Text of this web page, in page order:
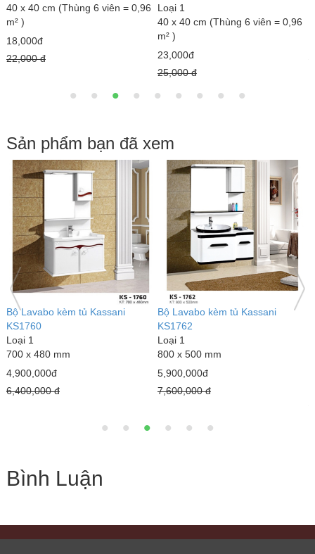
40 x 40 cm (Thùng 6 viên = 0,96
m² )
18,000đ
22,000 đ
Loại 1
40 x 40 cm (Thùng 6 viên = 0,96
m² )
23,000đ
25,000 đ
Sản phẩm bạn đã xem
Bộ Lavabo kèm tủ Kassani
KS1760
Loại 1
700 x 480 mm
4,900,000đ
6,400,000 đ
Bộ Lavabo kèm tủ Kassani
KS1762
Loại 1
800 x 500 mm
5,900,000đ
7,600,000 đ
Bình Luận